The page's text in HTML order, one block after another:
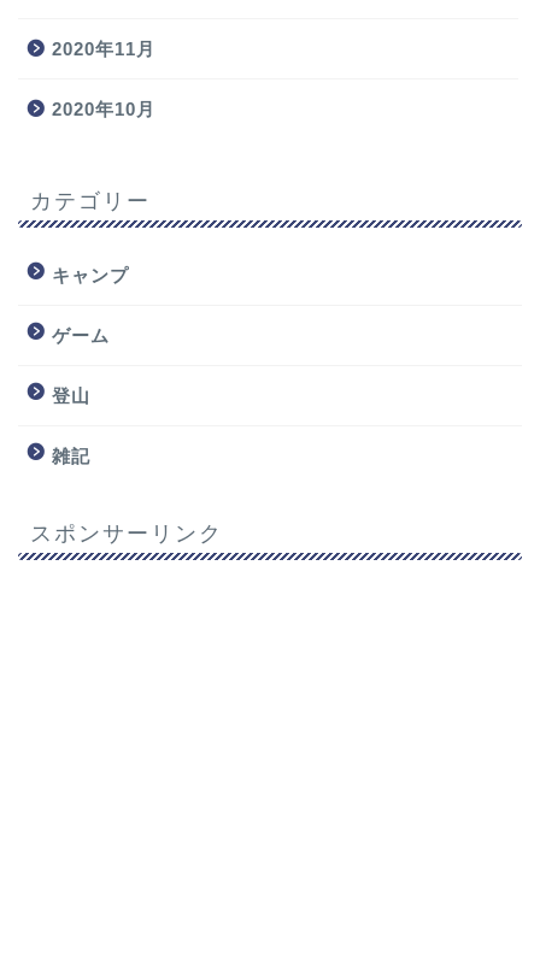
2020年11月
2020年10月
カテゴリー
キャンプ
ゲーム
登山
雑記
スポンサーリンク